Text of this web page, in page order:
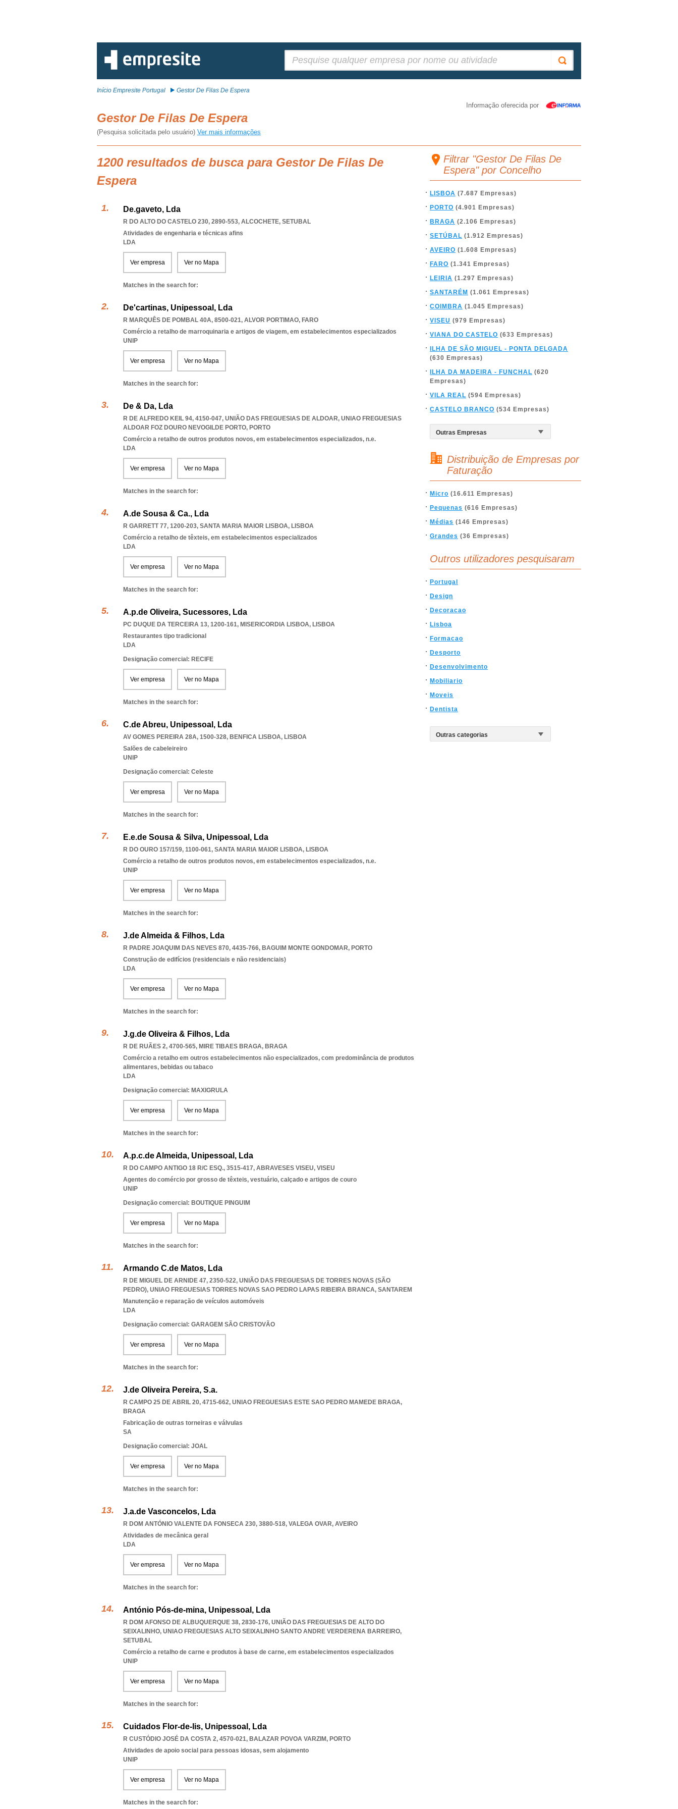
Início Empresite Portugal Gestor De Filas De Espera
Informação oferecida por
Gestor De Filas De Espera
(Pesquisa solicitada pelo usuário) Ver mais informações
1200 resultados de busca para Gestor De Filas De
Espera
De.gaveto, Lda
R DO ALTO DO CASTELO 230, 2890-553, ALCOCHETE, SETUBAL
Atividades de engenharia e técnicas afins
LDA
Ver empresa Ver no Mapa
Matches in the search for:
De'cartinas, Unipessoal, Lda
R MARQUÊS DE POMBAL 40A, 8500-021, ALVOR PORTIMAO, FARO
Comércio a retalho de marroquinaria e artigos de viagem, em estabelecimentos especializados
UNIP
Ver empresa Ver no Mapa
Matches in the search for:
De & Da, Lda
R DE ALFREDO KEIL 94, 4150-047, UNIÃO DAS FREGUESIAS DE ALDOAR, UNIAO FREGUESIAS
ALDOAR FOZ DOURO NEVOGILDE PORTO, PORTO
Comércio a retalho de outros produtos novos, em estabelecimentos especializados, n.e.
LDA
Ver empresa Ver no Mapa
Matches in the search for:
A.de Sousa & Ca., Lda
R GARRETT 77, 1200-203, SANTA MARIA MAIOR LISBOA, LISBOA
Comércio a retalho de têxteis, em estabelecimentos especializados
LDA
Ver empresa Ver no Mapa
Matches in the search for:
A.p.de Oliveira, Sucessores, Lda
PC DUQUE DA TERCEIRA 13, 1200-161, MISERICORDIA LISBOA, LISBOA
Restaurantes tipo tradicional
LDA
Designação comercial: RECIFE
Ver empresa Ver no Mapa
Matches in the search for:
C.de Abreu, Unipessoal, Lda
AV GOMES PEREIRA 28A, 1500-328, BENFICA LISBOA, LISBOA
Salões de cabeleireiro
UNIP
Designação comercial: Celeste
Ver empresa Ver no Mapa
Matches in the search for:
E.e.de Sousa & Silva, Unipessoal, Lda
R DO OURO 157/159, 1100-061, SANTA MARIA MAIOR LISBOA, LISBOA
Comércio a retalho de outros produtos novos, em estabelecimentos especializados, n.e.
UNIP
Ver empresa Ver no Mapa
Matches in the search for:
J.de Almeida & Filhos, Lda
R PADRE JOAQUIM DAS NEVES 870, 4435-766, BAGUIM MONTE GONDOMAR, PORTO
Construção de edifícios (residenciais e não residenciais)
LDA
Ver empresa Ver no Mapa
Matches in the search for:
J.g.de Oliveira & Filhos, Lda
R DE RUÃES 2, 4700-565, MIRE TIBAES BRAGA, BRAGA
Comércio a retalho em outros estabelecimentos não especializados, com predominância de produtos
alimentares, bebidas ou tabaco
LDA
Designação comercial: MAXIGRULA
Ver empresa Ver no Mapa
Matches in the search for:
A.p.c.de Almeida, Unipessoal, Lda
R DO CAMPO ANTIGO 18 R/C ESQ., 3515-417, ABRAVESES VISEU, VISEU
Agentes do comércio por grosso de têxteis, vestuário, calçado e artigos de couro
UNIP
Designação comercial: BOUTIQUE PINGUIM
Ver empresa Ver no Mapa
Matches in the search for:
Armando C.de Matos, Lda
R DE MIGUEL DE ARNIDE 47, 2350-522, UNIÃO DAS FREGUESIAS DE TORRES NOVAS (SÃO
PEDRO), UNIAO FREGUESIAS TORRES NOVAS SAO PEDRO LAPAS RIBEIRA BRANCA, SANTAREM
Manutenção e reparação de veículos automóveis
LDA
Designação comercial: GARAGEM SÃO CRISTOVÃO
Ver empresa Ver no Mapa
Matches in the search for:
J.de Oliveira Pereira, S.a.
R CAMPO 25 DE ABRIL 20, 4715-662, UNIAO FREGUESIAS ESTE SAO PEDRO MAMEDE BRAGA,
BRAGA
Fabricação de outras torneiras e válvulas
SA
Designação comercial: JOAL
Ver empresa Ver no Mapa
Matches in the search for:
J.a.de Vasconcelos, Lda
R DOM ANTÓNIO VALENTE DA FONSECA 230, 3880-518, VALEGA OVAR, AVEIRO
Atividades de mecânica geral
LDA
Ver empresa Ver no Mapa
Matches in the search for:
António Pós-de-mina, Unipessoal, Lda
R DOM AFONSO DE ALBUQUERQUE 38, 2830-176, UNIÃO DAS FREGUESIAS DE ALTO DO
SEIXALINHO, UNIAO FREGUESIAS ALTO SEIXALINHO SANTO ANDRE VERDERENA BARREIRO,
SETUBAL
Comércio a retalho de carne e produtos à base de carne, em estabelecimentos especializados
UNIP
Ver empresa Ver no Mapa
Matches in the search for:
Cuidados Flor-de-lis, Unipessoal, Lda
R CUSTÓDIO JOSÉ DA COSTA 2, 4570-021, BALAZAR POVOA VARZIM, PORTO
Atividades de apoio social para pessoas idosas, sem alojamento
UNIP
Ver empresa Ver no Mapa
Matches in the search for:
Filtrar "Gestor De Filas De
Espera" por Concelho
LISBOA (7.687 Empresas)
PORTO (4.901 Empresas)
BRAGA (2.106 Empresas)
SETÚBAL (1.912 Empresas)
AVEIRO (1.608 Empresas)
FARO (1.341 Empresas)
LEIRIA (1.297 Empresas)
SANTARÉM (1.061 Empresas)
COIMBRA (1.045 Empresas)
VISEU (979 Empresas)
VIANA DO CASTELO (633 Empresas)
ILHA DE SÃO MIGUEL - PONTA DELGADA
(630 Empresas)
ILHA DA MADEIRA - FUNCHAL (620
Empresas)
VILA REAL (594 Empresas)
CASTELO BRANCO (534 Empresas)
Distribuição de Empresas por
Faturação
Micro (16.611 Empresas)
Pequenas (616 Empresas)
Médias (146 Empresas)
Grandes (36 Empresas)
Outros utilizadores pesquisaram
Portugal
Design
Decoracao
Lisboa
Formacao
Desporto
Desenvolvimento
Mobiliario
Moveis
Dentista